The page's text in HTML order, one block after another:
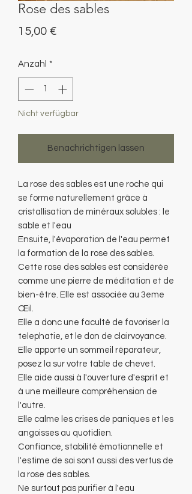
Rose des sables
15,00 €Preis
Anzahl *
Nicht verfügbar
Benachrichtigen lassen
La rose des sables est une roche qui
se forme naturellement grâce à
cristallisation de minéraux solubles : le
sable et l'eau
Ensuite, l'évaporation de l'eau permet
la formation de la rose des sables.
Cette rose des sables est considérée
comme une pierre de méditation et de
bien-être. Elle est associée au 3eme
Œil.
Elle a donc une faculté de favoriser la
telephatie, et le don de clairvoyance.
Elle apporte un sommeil réparateur,
posez la sur votre table de chevet.
Elle aide aussi à l'ouverture d'esprit et
à une meilleure compréhension de
l'autre.
Elle calme les crises de paniques et les
angoisses au quotidien.
Confiance, stabilité émotionnelle et
l'estime de soi sont aussi des vertus de
la rose des sables.
Ne surtout pas purifier à l'eau